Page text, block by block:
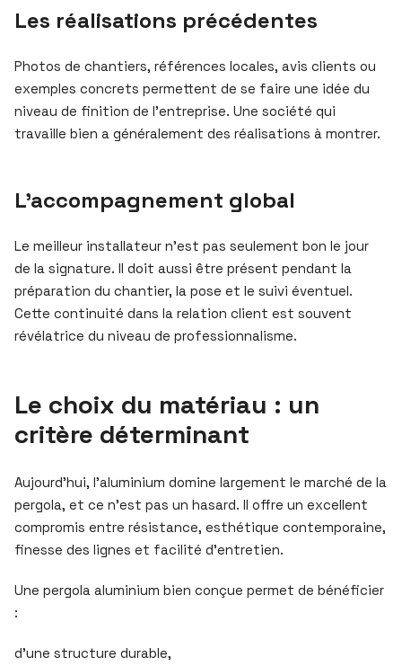
Les réalisations précédentes
Photos de chantiers, références locales, avis clients ou
exemples concrets permettent de se faire une idée du
niveau de finition de l’entreprise. Une société qui
travaille bien a généralement des réalisations à montrer.
L’accompagnement global
Le meilleur installateur n’est pas seulement bon le jour
de la signature. Il doit aussi être présent pendant la
préparation du chantier, la pose et le suivi éventuel.
Cette continuité dans la relation client est souvent
révélatrice du niveau de professionnalisme.
Le choix du matériau : un
critère déterminant
Aujourd’hui, l’aluminium domine largement le marché de la
pergola, et ce n’est pas un hasard. Il offre un excellent
compromis entre résistance, esthétique contemporaine,
finesse des lignes et facilité d’entretien.
Une pergola aluminium bien conçue permet de bénéficier
:
d’une structure durable,